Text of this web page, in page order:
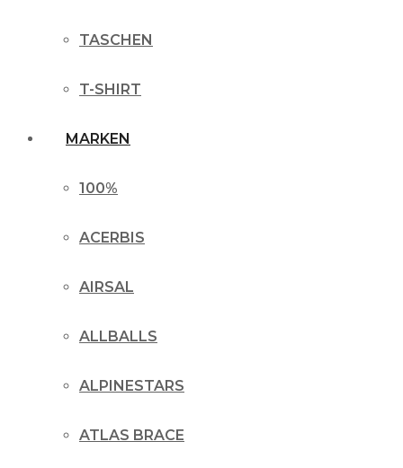
TASCHEN
T-SHIRT
MARKEN
100%
ACERBIS
AIRSAL
ALLBALLS
ALPINESTARS
ATLAS BRACE